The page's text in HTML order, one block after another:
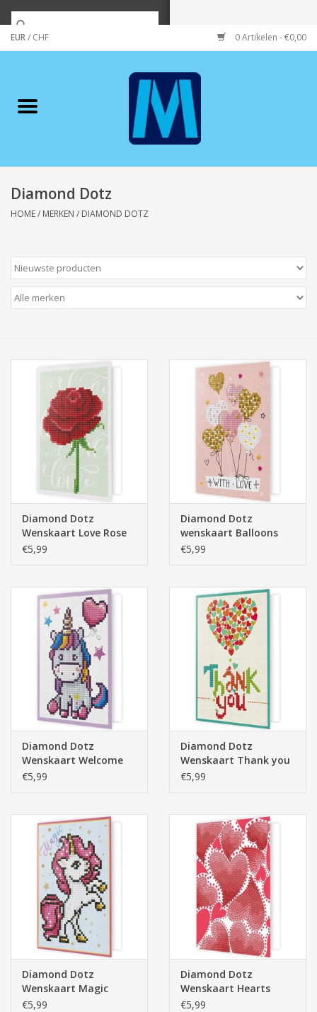
EUR/ CHF 0 Artikelen - €0,00
Merken
Wonen/koken/huishouden
Wenskaarten
Zeeuws/Streek
Baby & Peuter
Speelgoed & hobby
Cadeau & feest
Contact/Locatie
Veiligheid
Diamond Dotz
HOME/ MERKEN / DIAMOND DOTZ
Diamond Dotz
Wenskaart Love Rose
€5,99
Diamond Dotz
wenskaart Balloons
with Love
€5,99
Diamond Dotz
Wenskaart Welcome
Baby
€5,99
Diamond Dotz
Wenskaart Thank you
Heart
€5,99
Diamond Dotz
Wenskaart Magic
€5,99
Diamond Dotz
Wenskaart Hearts
Swirl
€5,99